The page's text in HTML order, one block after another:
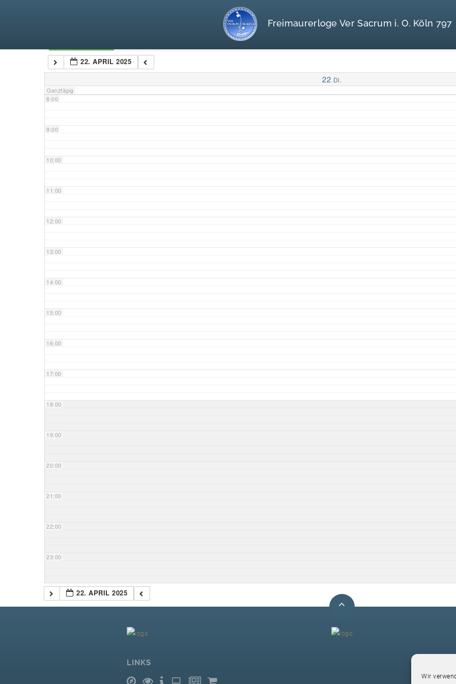
Wir
Freimaurerloge Ver Sacrum i. O. Köln 797
22. APRIL 2025
22 Di.
Ganztägig
7:00
8:00
9:00
10:00
11:00
12:00
13:00
14:00
15:00
16:00
17:00
18:00
19:00
20:00
21:00
22:00
23:00
22. APRIL 2025
LINKS